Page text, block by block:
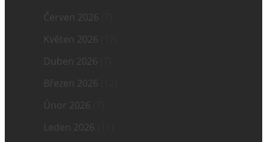
Červen 2026
Květen 2026
Duben 2026
Březen 2026
Únor 2026
Leden 2026